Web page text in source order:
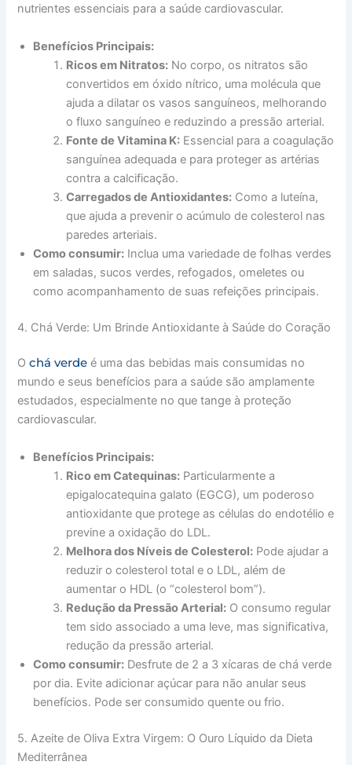
nutrientes essenciais para a saúde cardiovascular.
Benefícios Principais:
Ricos em Nitratos: No corpo, os nitratos são
convertidos em óxido nítrico, uma molécula que
ajuda a dilatar os vasos sanguíneos, melhorando
o fluxo sanguíneo e reduzindo a pressão arterial.
Fonte de Vitamina K: Essencial para a coagulação
sanguínea adequada e para proteger as artérias
contra a calcificação.
Carregados de Antioxidantes: Como a luteína,
que ajuda a prevenir o acúmulo de colesterol nas
paredes arteriais.
Como consumir: Inclua uma variedade de folhas verdes
em saladas, sucos verdes, refogados, omeletes ou
como acompanhamento de suas refeições principais.
4. Chá Verde: Um Brinde Antioxidante à Saúde do Coração
Ochá verde é uma das bebidas mais consumidas no
mundo e seus benefícios para a saúde são amplamente
estudados, especialmente no que tange à proteção
cardiovascular.
Benefícios Principais:
Rico em Catequinas: Particularmente a
epigalocatequina galato (EGCG), um poderoso
antioxidante que protege as células do endotélio e
previne a oxidação do LDL.
Melhora dos Níveis de Colesterol: Pode ajudar a
reduzir o colesterol total e o LDL, além de
aumentar o HDL (o “colesterol bom”).
Redução da Pressão Arterial: O consumo regular
tem sido associado a uma leve, mas significativa,
redução da pressão arterial.
Como consumir: Desfrute de 2 a 3 xícaras de chá verde
por dia. Evite adicionar açúcar para não anular seus
benefícios. Pode ser consumido quente ou frio.
5. Azeite de Oliva Extra Virgem: O Ouro Líquido da Dieta
Mediterrânea